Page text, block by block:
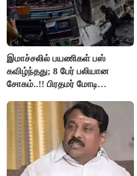
இமாச்சலில் பயணிகள் பஸ்
கவிழ்ந்தது; 8 பேர் பலியான
சோகம்..!! பிரதமர் மோடி